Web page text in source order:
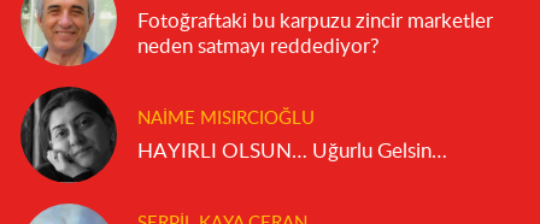
Fotoğraftaki bu karpuzu zincir marketler
neden satmayı reddediyor?
NAIME MISIRCIOĞLU
HAYIRLI OLSUN… Uğurlu Gelsin…